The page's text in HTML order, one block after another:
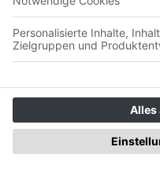
Spannend. Und das
Wird das was? Podwart
Bei Hoppeln
Hannover 96
erklärt wird!